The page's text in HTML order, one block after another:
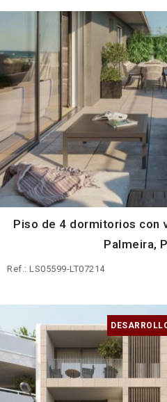
Piso de 4 dormitorios con
Palmeira,
Ref.: LS05599-LT07214